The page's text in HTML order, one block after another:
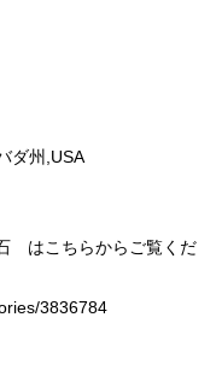
ダ州,USA
はこちらからご覧くだ
3836784